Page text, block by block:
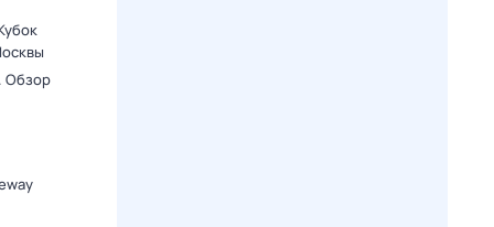
Обзор